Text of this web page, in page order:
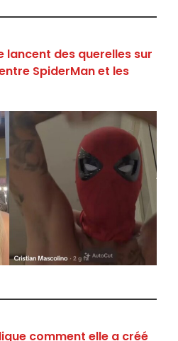
lancent des querelles sur
SpiderMan et les
comment elle a créé